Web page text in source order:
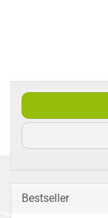
Bestseller